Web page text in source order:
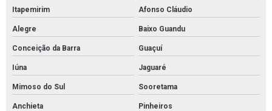
Itapemirim Afonso Cláudio
Alegre Baixo Guandu
Conceição da Barra Guaçuí
Iúna Jaguaré
Mimoso do Sul Sooretama
Anchieta Pinheiros